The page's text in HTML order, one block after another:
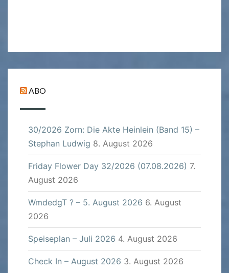
ABO
30/2026 Zorn: Die Akte Heinlein (Band 15) –
Stephan Ludwig 8. August 2026
Friday Flower Day 32/2026 (07.08.2026) 7.
August 2026
WmdedgT ? – 5. August 2026 6. August
2026
Speiseplan – Juli 2026 4. August 2026
Check In – August 2026 3. August 2026